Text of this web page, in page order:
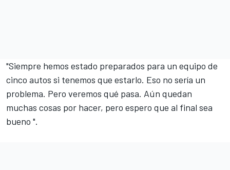
"Siempre hemos estado preparados para un equipo de
cinco autos si tenemos que estarlo. Eso no sería un
problema. Pero veremos qué pasa. Aún quedan
muchas cosas por hacer, pero espero que al final sea
bueno ".